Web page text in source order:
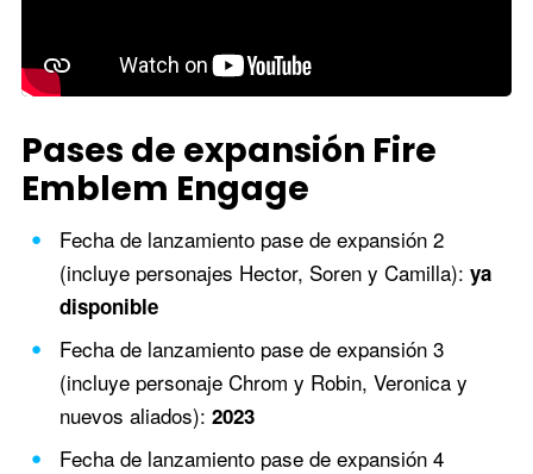
Pases de expansión Fire
Emblem Engage
Fecha de lanzamiento pase de expansión 2
(incluye personajes Hector, Soren y Camilla): ya
disponible
Fecha de lanzamiento pase de expansión 3
(incluye personaje Chrom y Robin, Veronica y
nuevos aliados): 2023
Fecha de lanzamiento pase de expansión 4